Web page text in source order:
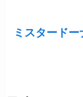
ミスタード